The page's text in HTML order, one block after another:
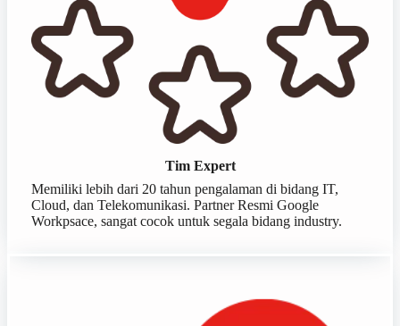
Tim Expert
Memiliki lebih dari 20 tahun pengalaman di bidang IT,
Cloud, dan Telekomunikasi. Partner Resmi Google
Workpsace, sangat cocok untuk segala bidang industry.